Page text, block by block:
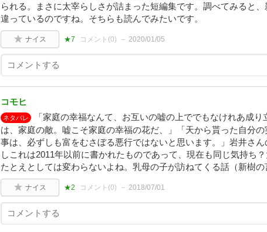
られる。まさに太宰らしさが詰まった短編集です。調べてみると
違っているのですね。そちらも読んでみたいです。
ナイス ★7 コメント(0) 2020/01/05
コモヒ
ネタバレ
「家庭の幸福なんて、お互いの嘘の上ででもなけれあ成
は、家庭の敵。嘘こそ家庭の幸福の花だ、」「天から貰った自分
事は、必ずしも富をむさぼる悪行ではないと思います。」岩井さ
しこれは2011年以前に書かれたものであって、現在も同じ気持ち
たとえとしては変わらないよね。乳母の子が訪ねてくる話（新樹の
ナイス ★2 コメント(0) 2018/07/01